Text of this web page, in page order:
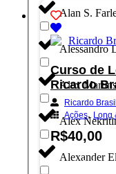
Alan S.
Alessandro
Alex
Alex
Alexander
Curso de
Ricardo
Ricardo Brasil
Ações, Long
R$40,00